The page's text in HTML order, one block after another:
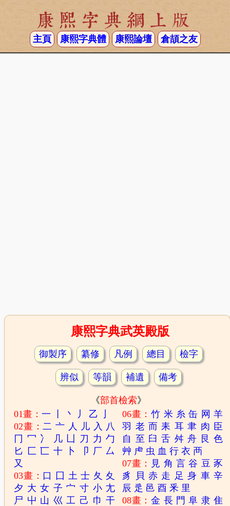
康熙字典網上版
主頁 康熙字典體 康熙論壇 倉頡之友
康熙字典武英殿版
御製序 纂修 凡例 總目 檢字
辨似 等韻 補遺 備考
《部首檢索》
01畫：一 丶 丿 乙
02畫：二 亠 人 儿 入 八
冂 冖 冫 几 凵 刀 力 勹
匕 匚 匸 十 卜 卩 厂 厶
又
03畫： 口 囗 土 士 夂 夊
夕 大 女 子 宀 寸 小 尢
尸 屮 山 巛 工 己 巾 干
06畫：竹 米 糸 缶 网 羊
羽 老 而 耒 耳 聿 肉 臣
自 至 臼 舌 舛 舟 艮 色
艸 虍 虫 血 行 衣 襾
07畫： 見 角 言 谷 豆 豕
豸
貝 赤 走 足 身 車 辛
辰 辵 邑 酉 釆 里
08畫：金 長 門 阜 隶 隹